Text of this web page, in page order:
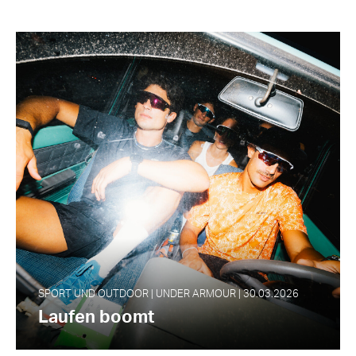
SPORT UND OUTDOOR | UNDER ARMOUR | 30.03.2026
Laufen boomt